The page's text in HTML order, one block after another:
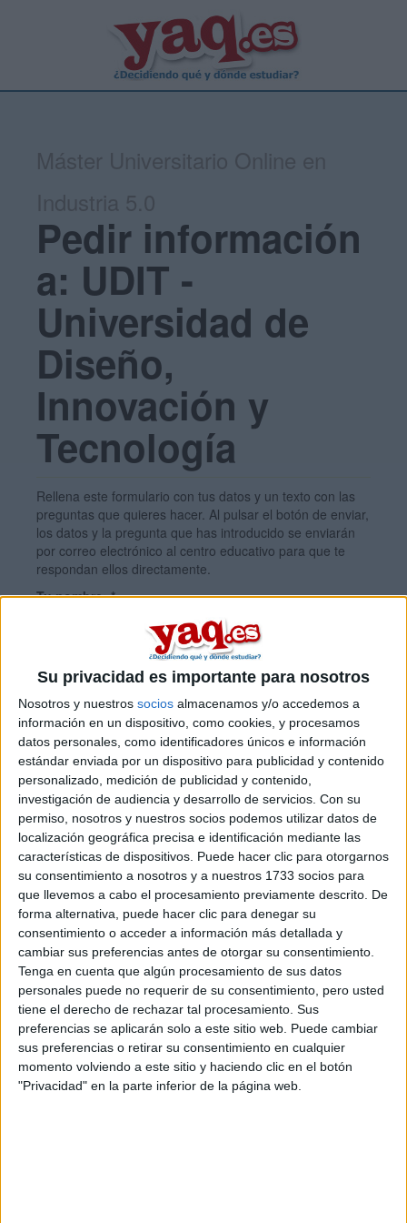
Su privacidad es importante para nosotros
Nosotros y nuestros socios almacenamos y/o accedemos a
información en un dispositivo, como cookies, y procesamos
datos personales, como identificadores únicos e información
estándar enviada por un dispositivo para publicidad y contenido
personalizado, medición de publicidad y contenido,
investigación de audiencia y desarrollo de servicios. Con su
permiso, nosotros y nuestros socios podemos utilizar datos de
localización geográfica precisa e identificación mediante las
características de dispositivos. Puede hacer clic para otorgarnos
su consentimiento a nosotros y a nuestros 1733 socios para
que llevemos a cabo el procesamiento previamente descrito. De
forma alternativa, puede hacer clic para denegar su
consentimiento o acceder a información más detallada y
cambiar sus preferencias antes de otorgar su consentimiento.
Tenga en cuenta que algún procesamiento de sus datos
personales puede no requerir de su consentimiento, pero usted
tiene el derecho de rechazar tal procesamiento. Sus
preferencias se aplicarán solo a este sitio web. Puede cambiar
sus preferencias o retirar su consentimiento en cualquier
momento volviendo a este sitio y haciendo clic en el botón
"Privacidad" en la parte inferior de la página web.
Pedir información
a: UDIT -
Universidad de
Diseño,
Innovación y
Tecnología
Rellena este formulario con tus datos y un texto con las
preguntas que quieres hacer. Al pulsar el botón de enviar,
los datos y la pregunta que has introducido se enviarán
por correo electrónico al centro educativo para que te
respondan ellos directamente.
Tu nombre:*
Tu email:*
¿Qué quieres preguntar?*
Escribe aquí las dudas o preguntas que te gustaría que te
respondieran: plazos de preinscripción, precios, plazas
disponibles…:
Acepto lostérminos y condicionesy lapolítica de
privacidad:*